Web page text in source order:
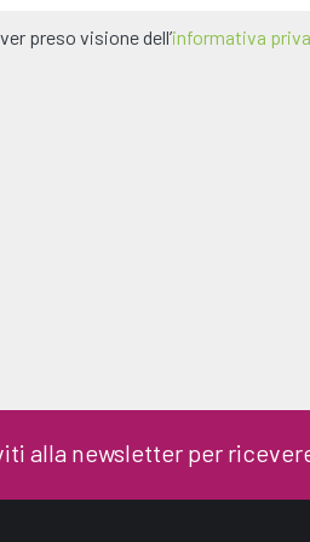
preso visione dell’informativa
alla newsletter per